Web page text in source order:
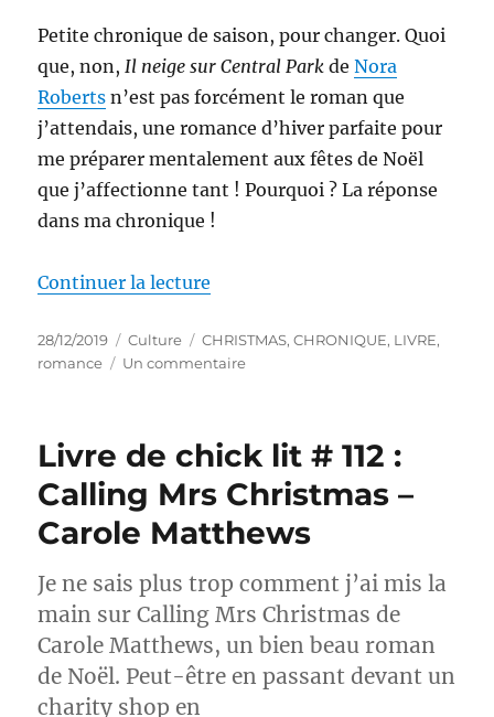
Petite chronique de saison, pour changer. Quoi
que, non,Il neige sur Central Park deNora
Roberts n’est pas forcément le roman que
j’attendais, une romance d’hiver parfaite pour
me préparer mentalement aux fêtes de Noël
que j’affectionne tant ! Pourquoi ? La réponse
dans ma chronique !
Continuer la lecture
Publié
le
28/12/2019 Catégories
Culture Étiquettes
CHRISTMAS,CHRONIQUE, LIVRE,
romance
Un commentairesur
lit
#
114
Il
sur
Central
Park
Nora
Livre de chick lit # 112 :
Calling Mrs Christmas –
Carole Matthews
Je ne sais plus trop comment j’ai mis la
main sur Calling Mrs Christmas de
Carole Matthews, un bien beau roman
de Noël. Peut-être en passant devant un
charity shop en